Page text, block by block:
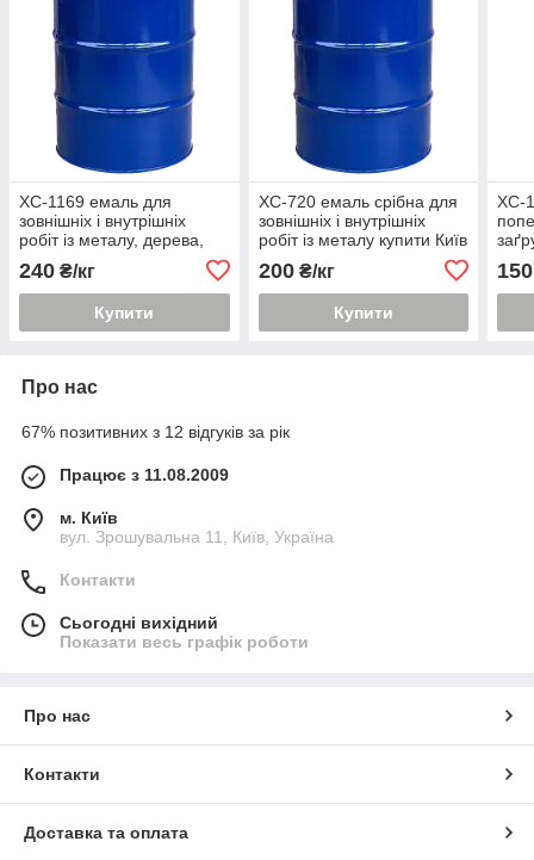
ХС-1169 емаль для
зовнішніх і внутрішніх
робіт із металу, дерева,
Київ
240 ₴/кг
Купити
ХС-720 емаль срібна для
зовнішніх і внутрішніх
робіт із металу купити Київ
200₴/кг
Купити
ХС-
150
Про нас
67% позитивних з 12 відгуків за рік
Працює з 11.08.2009
м. Київ
вул. Зрошувальна 11, Київ, Україна
Контакти
Сьогодні вихідний
Показати весь графік роботи
Про нас
Контакти
Доставка та оплата